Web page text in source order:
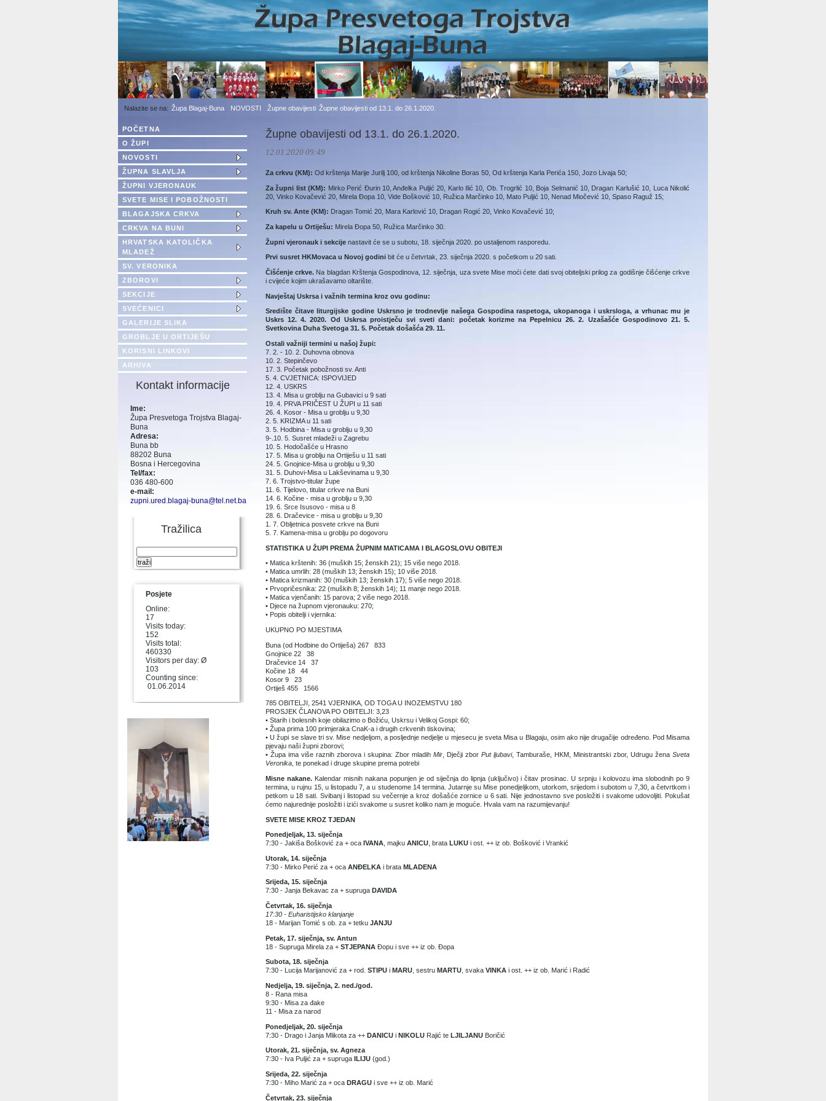
Župa Blagaj-Buna NOVOSTI Župne obavijesti Župne obavijesti od 13.1. do 26.1.2020.
Župne obavijesti od 13.1. do 26.1.2020.
12.01.2020 09:49
Za crkvu (KM): Od krštenja Marije Jurilj 100, od krštenja Nikoline Boras 50, Od krštenja Karla Perića 150, Jozo Livaja 50;
Za župni list (KM): Mirko Perić Đurin 10, Anđelka Puljić 20, Karlo Ilić 10, Ob. Trogrlić 10, Boja Selmanić 10, Dragan Karlušić 10, Luca Nikolić
20, Vinko Kovačević 20, Mirela Đopa 10, Vide Bošković 10, Ružica Marčinko 10, Mato Puljić 10, Nenad Miočević 10, Spaso Raguž 15;
Kruh sv. Ante (KM): Dragan Tomić 20, Mara Karlović 10, Dragan Rogić 20, Vinko Kovačević 10;
Za kapelu u Ortiješu: Mirela Đopa 50, Ružica Marčinko 30.
Župni vjeronauk i sekcije nastavit će se u subotu, 18. siječnja 2020. po ust­aljenom rasporedu.
Prvi susret HKMovaca u Novoj go­dini bit će u četvrtak, 23. siječnja 2020. s početkom u 20 sati.
Čišćenje crkve. Na blagdan Krštenja Gospodinova, 12. siječnja, uza svete Mise moći ćete dati svoj obiteljski prilog za godišnje čišćenje crkve
i cvijeće ko­jim ukrašavamo oltarište.
Navještaj Uskrsa i važnih termina kroz ovu godinu:
Središte čitave liturgijske godine Uskrsno je trodnevlje našega Gospodina raspetoga, ukopanoga i uskrsloga, a vrhunac mu je
Uskrs 12. 4. 2020. Od Uskrsa proistječu svi sveti dani: početak korizme na Pepelnicu 26. 2. Uzašašće Gospodinovo 21. 5.
Svetkovina Duha Svetoga 31. 5. Početak došašća 29. 11.
Ostali važniji termini u našoj župi:
7. 2. - 10. 2. Duhovna obnova
10. 2. Stepinčevo
17. 3. Početak pobožnosti sv. Anti
5. 4. CVJETNICA: ISPOVIJED
12. 4. USKRS
13. 4. Misa u groblju na Gubavici u 9 sati
19. 4. PRVA PRIČEST U ŽUPI u 11 sati
26. 4. Kosor - Misa u groblju u 9,30
2. 5. KRIZMA u 11 sati
3. 5. Hodbina - Misa u groblju u 9,30
9-.10. 5. Susret mladeži u Zagrebu
10. 5. Hodočašće u Hrasno
17. 5. Misa u groblju na Ortiješu u 11 sati
24. 5. Gnojnice-Misa u groblju u 9,30
31. 5. Duhovi-Misa u Lakševinama u 9,30
7. 6. Trojstvo-titular župe
11. 6. Tijelovo, titular crkve na Buni
14. 6. Kočine - misa u groblju u 9,30
19. 6. Srce Isusovo - misa u 8
28. 6. Dračevice - misa u groblju u 9,30
1. 7. Obljetnica posvete crkve na Buni
5. 7. Kamena-misa u groblju po dogovoru
STATISTIKA U ŽUPI PREMA ŽUPNIM MATICAMA I BLAGOSLOVU OBITEJI
• Matica krštenih: 36 (muških 15; ženskih 21); 15 više nego 2018.
• Matica umrlih: 28 (muških 13; ženskih 15); 10 više 2018.
• Matica krizmanih: 30 (muških 13; ženskih 17); 5 više nego 2018.
• Prvopričesnika: 22 (muških 8; ženskih 14); 11 manje nego 2018.
• Matica vjenčanih: 15 parova; 2 više nego 2018.
• Djece na župnom vjeronauku: 270;
• Popis obitelji i vjernika:
UKUPNO PO MJESTIMA
Buna (od Hodbine do Ortiješa) 267 833
Gnojnice 22 38
Dračevice 14 37
Kočine 18 44
Kosor 9 23
Ortiješ 455 1566
785 OBITELJI, 2541 VJERNIKA, OD TOGA U INOZEMSTVU 180
PROSJEK ČLANOVA PO OBITELJI: 3,23
• Starih i bolesnih koje obilazimo o Božiću, Uskrsu i Velikoj Gospi: 60;
• Župa prima 100 primjeraka CnaK-a i drugih crkvenih tiskovina;
• U župi se slave tri sv. Mise nedjeljom, a posljednje nedjelje u mjesecu je sveta Misa u Blagaju, osim ako nije drugačije određeno. Pod Misama
pjevaju naši župni zborovi;
• Župa ima više raznih zborova i skupina: Zbor mladih Mir , Dječji zbor Put ljubavi, Tamburaše, HKM, Ministrantski zbor, Udrugu žena Sveta
Veronika , te ponekad i druge skupine prema potrebi
Misne nakane. Kalendar misnih nakana popunjen je od siječnja do lipnja (uključivo) i čitav prosinac. U srpnju i kolovozu ima slobodnih po 9
termina, u rujnu 15, u listopadu 7, a u studenome 14 termina. Jutarnje su Mise ponedjeljkom, utorkom, sri­jedom i subotom u 7,30, a četvrtkom i
petkom u 18 sati. Svibanj i listopad su večernje a kroz došašće zornice u 6 sati. Nije jednostavno sve posložiti i svakome udovoljiti. Pokušat
ćemo najurednije posložiti i izići svakome u susret koliko nam je moguće. Hva­la vam na razumijevanju!
SVETE MISE KROZ TJEDAN
Ponedjeljak, 13. siječnja
7:30 - Jakiša Bošković za + oca IVANA , majku ANICU , brata LUKU i ost. ++ iz ob. Bošković i Vrankić
Utorak, 14. siječnja
7:30 - Mirko Perić za + oca ANĐELKA i brata MLADENA
Srijeda, 15. siječnja
7:30 - Janja Bekavac za + supruga DAVIDA
Četvrtak, 16. siječnja
17:30 - Euharistijsko klanjanje
18 - Marijan Tomić s ob. za + tetku JANJU
Petak, 17. siječnja, sv. Antun
18 - Supruga Mirela za + STJEP­ANA Đopu i sve ++ iz ob. Đopa
Subota, 18. siječnja
7:30 - Lucija Marijanović za + rod. STIPU i MARU, sestru MARTU, svaka VINKA i ost. ++ iz ob. Marić i Radić
Nedjelja, 19. siječnja, 2. ned./god.
8 - Rana misa
9:30 - Misa za đake
11 - Misa za narod
Ponedjeljak, 20. siječnja
7:30 - Drago i Janja Mlikota za ++ DANICU i NIKOLU Rajić te LJILJANU Boričić
Utorak, 21. siječnja, sv. Agneza
7:30 - Iva Puljić za + supruga
ILIJU (god.)
Srijeda, 22. siječnja
7:30 - Miho Marić za + oca DRAGU i sve ++ iz ob. Marić
Četvrtak, 23. siječnja
POČETNA
O ŽUPI
NOVOSTI
ŽUPNA SLAVLJA
ŽUPNI VJERONAUK
SVETE MISE I POBOŽNOSTI
BLAGAJSKA CRKVA
CRKVA NA BUNI
HRVATSKA KATOLIČKA
MLADEŽ
SV. VERONIKA
ZBOROVI
SEKCIJE
SVEĆENICI
GALERIJE SLIKA
GROBLJE U ORTIJEŠU
KORISNI LINKOVI
ARHIVA
Kontakt informacije
Ime:
Župa Presvetoga Trojstva Blagaj-
Buna
Adresa:
Buna bb
88202 Buna
Bosna i Hercegovina
Tel/fax:
036 480-600
e-mail:
zupni.ured.blagaj-buna@tel.net.ba
Tražilica
Posjete
Online:
17
Visits today:
152
Visits total:
460330
Visitors per day: Ø
103
Counting since:
01.06.2014